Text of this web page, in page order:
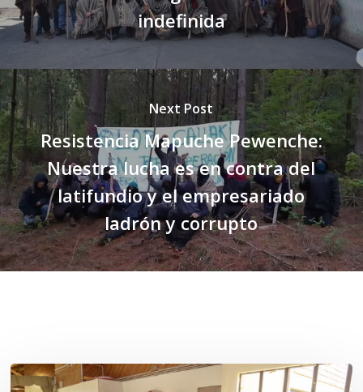
indefinida
Next Post
Resistencia Mapuche Pewenche:
Nuestra lucha es en contra del
latifundio y el empresariado
ladrón y corrupto
Toda